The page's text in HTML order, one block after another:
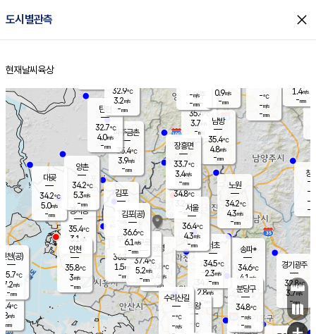
도시별관측 close
홈
현재날씨 육상
의도
℃
m/s
mm
양주
35.4℃
3.7
-mm
과천
34.7℃
2.8m/s
- mm
경기광주
32.8℃
3.7m/s
-mm
경서동
35.4℃
3.1 m/s
-mm
파주금촌
35.4℃
3.9m/s
-mm
-℃
-m/s
-mm
대곶
34.2℃
5.0m/s
-mm
창
-
-m/
-
탄현
32.7℃
4.0m/s
-mm
1.4m/s
-mm
의왕
- ℃
김포
- ℃
-m/s
mm
광명
35.8 ℃
3.4 m/s
-mm
부천
36.3℃
1.5m/s
-mm
양촌
34.2℃
5.3m/s
-mm
구로
37.4℃
5.2m/s
-mm
은평
34.8℃
3.2 m/s
- mm
노원
34.2℃
4.3m/s
-mm
송파*
34.6℃
4.1 m/s
-mm
서초
34.5℃
2.3m/s
-mm
남방
35.4℃
4.8m/s
-mm
수리산길
-℃
-m/s
분당구
34.8℃
-m/s
-mm
장흥면
33.7℃
3.4m/s
-mm
-m/s
-mm
인천(공)
35.7℃
7.2m/s
-mm
김포(공)
36.6℃
6.1 m/s
-mm
인천
35.8℃
3m/s
-mm
서울
36.4℃
4.3m/s
-mm
32.9℃
3.2m/s
-mm
0.9m/s
-mm